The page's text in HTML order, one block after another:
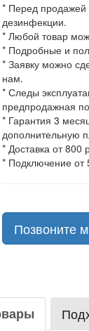
* Перед продажей
дезинфекции.
* Любой товар
* Подробные и
* Заявку можно
нам.
* Следы
предпродажная
* Гарантия 3
дополнительную
* Доставка от 800
* Подключение от
Позвоните